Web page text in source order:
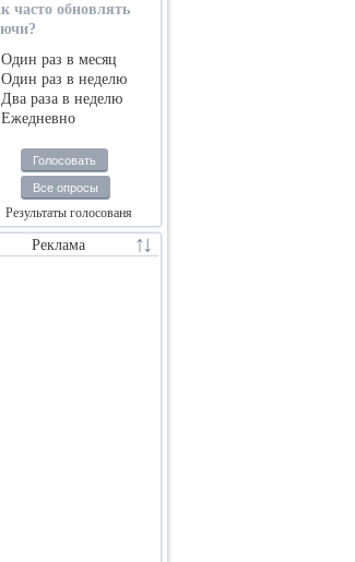
часто обновлять
Один раз в месяц
Один раз в неделю
Два раза в неделю
Ежедневно
Голосовать
Все опросы
Результаты голосованя
Реклама